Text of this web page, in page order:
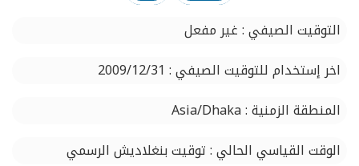
التوقيت الصيفي : غير مفعل
اخر إستخدام للتوقيت الصيفي : 2009/12/31
المنطقة الزمنية : Asia/Dhaka
الوقت القياسي الحالي : توقيت بنغلاديش الرسمي